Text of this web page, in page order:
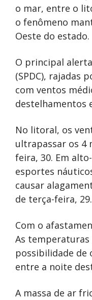
o mar, entre o
o fenômeno
Oeste do estado.
O principal
(SPDC), rajadas
com ventos
destelhamentos
No litoral, os
ultrapassar os 4
feira, 30. Em
esportes
causar
de terça-feira, 29.
Com o
As
possibilidade de
entre a noite
A massa de ar